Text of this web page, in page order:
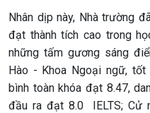
Nhân dịp này, Nhà trường
đạt thành tích cao trong
những tấm gương sáng
Hào - Khoa Ngoại ngữ,
bình toàn khóa đạt 8.47,
đầu ra đạt 8.0 IELTS; Cử